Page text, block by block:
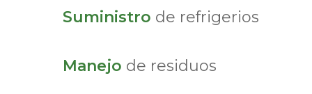
Suministro de refrigerios
Manejo de residuos